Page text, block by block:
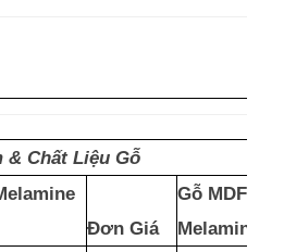
& Chất Liệu Gỗ
Đơn Giá
Gỗ MDF
Melamine